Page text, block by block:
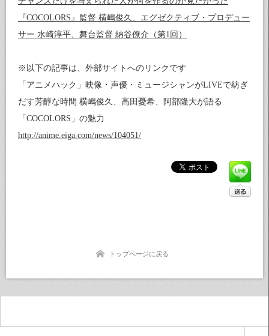
『COCOLORS』監督 横嶋俊久、エグゼクティブ・プロデュー
サー 水崎淳平、舞台監督 納谷僚介（第1回）
※以下の記事は、外部サイトへのリンクです
「アニメハック」映像・声優・ミュージシャンがLIVEで紡ぎ
だす芳醇な時間 横嶋俊久、高田憂希、阿部隆大が語る
「COCOLORS」の魅力
http://anime.eiga.com/news/104051/
トップページに戻る